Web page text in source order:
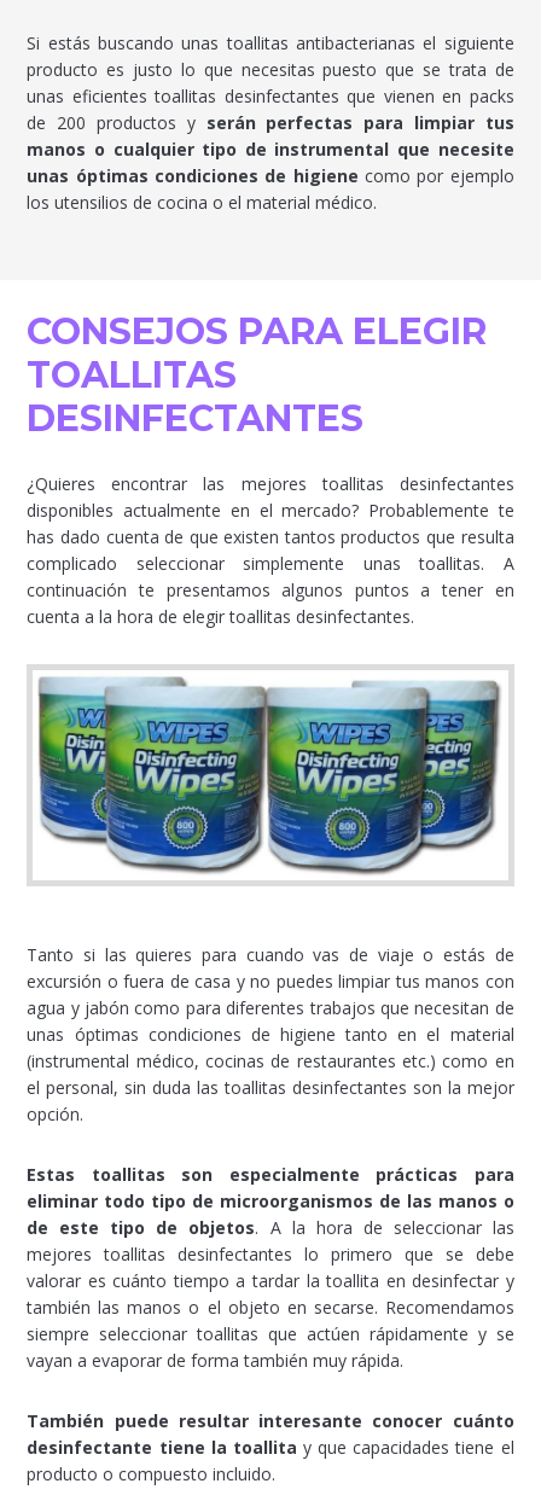
Si estás buscando unas toallitas antibacterianas el siguiente
producto es justo lo que necesitas puesto que se trata de
unas eficientes toallitas desinfectantes que vienen en packs
de 200 productos y serán perfectas para limpiar tus
manos o cualquier tipo de instrumental que necesite
unas óptimas condiciones de higiene como por ejemplo
los utensilios de cocina o el material médico.
CONSEJOS PARA ELEGIR
TOALLITAS
DESINFECTANTES
¿Quieres encontrar las mejores toallitas desinfectantes
disponibles actualmente en el mercado? Probablemente te
has dado cuenta de que existen tantos productos que resulta
complicado seleccionar simplemente unas toallitas. A
continuación te presentamos algunos puntos a tener en
cuenta a la hora de elegir toallitas desinfectantes.
Tanto si las quieres para cuando vas de viaje o estás de
excursión o fuera de casa y no puedes limpiar tus manos con
agua y jabón como para diferentes trabajos que necesitan de
unas óptimas condiciones de higiene tanto en el material
(instrumental médico, cocinas de restaurantes etc.) como en
el personal, sin duda las toallitas desinfectantes son la mejor
opción.
Estas toallitas son especialmente prácticas para
eliminar todo tipo de microorganismos de las manos o
de este tipo de objetos. A la hora de seleccionar las
mejores toallitas desinfectantes lo primero que se debe
valorar es cuánto tiempo a tardar la toallita en desinfectar y
también las manos o el objeto en secarse. Recomendamos
siempre seleccionar toallitas que actúen rápidamente y se
vayan a evaporar de forma también muy rápida.
También puede resultar interesante conocer cuánto
desinfectante tiene la toallita y que capacidades tiene el
producto o compuesto incluido.